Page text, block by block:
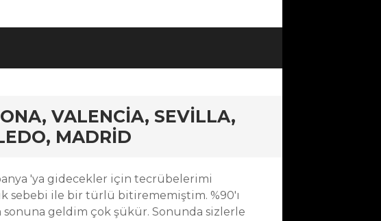
VALENCIA, SEVILLA,
MADRID
'ya gidecekler için tecrübelerimi
sebebi ile bir türlü bitirememiştim. %90'ı
geldim çok şükür. Sonunda sizlerle